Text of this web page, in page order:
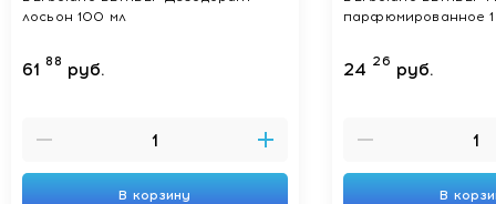
лосьон 100 мл
61 88 руб.
В корзину
парфюмированное
24 26 руб.
В